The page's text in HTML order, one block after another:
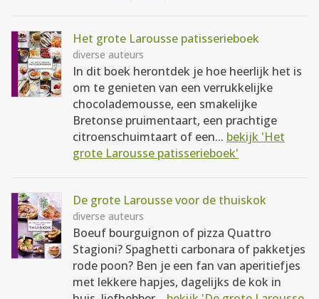
Het grote Larousse patisserieboek
diverse auteurs
In dit boek herontdek je hoe heerlijk het is
om te genieten van een verrukkelijke
chocolademousse, een smakelijke
Bretonse pruimentaart, een prachtige
citroenschuimtaart of een... bekijk 'Het
grote Larousse patisserieboek'
De grote Larousse voor de thuiskok
diverse auteurs
Boeuf bourguignon of pizza Quattro
Stagioni? Spaghetti carbonara of pakketjes
rode poon? Ben je een fan van aperitiefjes
met lekkere hapjes, dagelijks de kok in